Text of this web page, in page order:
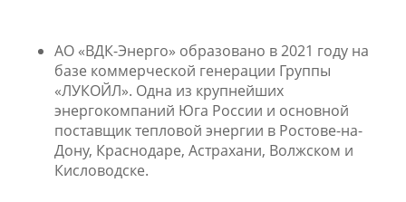
АО «ВДК-Энерго» образовано в 2021 году на
базе коммерческой генерации Группы
«ЛУКОЙЛ». Одна из крупнейших
энергокомпаний Юга России и основной
поставщик тепловой энергии в Ростове-на-
Дону, Краснодаре, Астрахани, Волжском и
Кисловодске.